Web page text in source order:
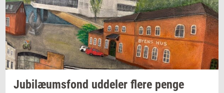
Ju­bilæums­fond ud­de­ler flere penge